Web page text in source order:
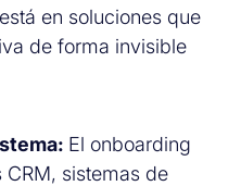
en soluciones que
de forma invisible
El onboarding
sistemas de